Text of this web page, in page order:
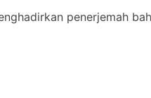
penerjemah